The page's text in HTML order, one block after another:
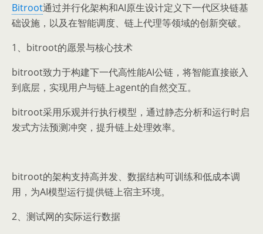
Bitroot通过并行化架构和AI原生设计定义下一代区块链基
础设施，以及在智能调度、链上代理等领域的创新突破。
1、bitroot的愿景与核心技术
bitroot致力于构建下一代高性能AI公链，将智能直接嵌入
到底层，实现用户与链上agent的自然交互。
bitroot采用乐观并行执行模型，通过静态分析和运行时启
发式方法预测冲突，提升链上处理效率。
bitroot的架构支持高并发、数据结构可训练和低成本调
用，为AI模型运行提供链上宿主环境。
2、测试网的实际运行数据